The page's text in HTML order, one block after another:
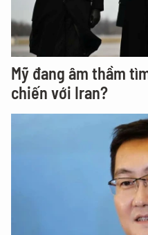
Mỹ đang âm thầm
chiến với Iran?